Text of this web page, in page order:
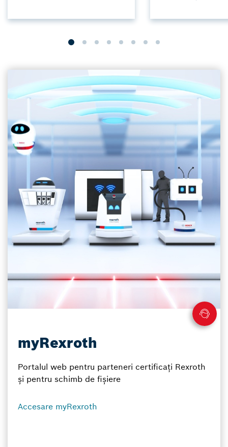
myRexroth
Portalul web pentru parteneri certificați Rexroth
și pentru schimb de fișiere
Accesare myRexroth